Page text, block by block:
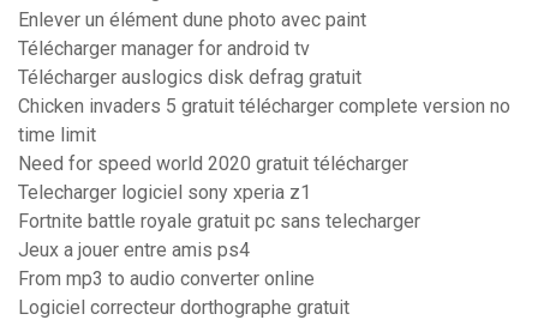
Enlever un élément dune photo avec paint
Télécharger manager for android tv
Télécharger auslogics disk defrag gratuit
Chicken invaders 5 gratuit télécharger complete version no
time limit
Need for speed world 2020 gratuit télécharger
Telecharger logiciel sony xperia z1
Fortnite battle royale gratuit pc sans telecharger
Jeux a jouer entre amis ps4
From mp3 to audio converter online
Logiciel correcteur dorthographe gratuit